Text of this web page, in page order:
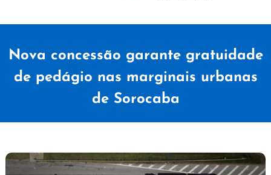
Nova concessão garante gratuidade
de pedágio nas marginais urbanas
de Sorocaba